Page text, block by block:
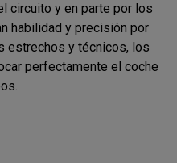
circuito y en parte por los
habilidad y precisión por
estrechos y técnicos, los
perfectamente el coche